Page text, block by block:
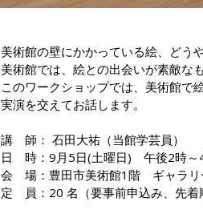
美術館の壁にかかっている絵、どう
美術館では、絵との出会いが素敵な
このワークショップでは、美術館で
実演を交えてお話します。
講 師： 石田大祐（当館学芸員）
日 時：9月5日(土曜日) 午後2時～
会 場：豊田市美術館1階 ギャラリ
定 員：20 名（要事前申込み、先着